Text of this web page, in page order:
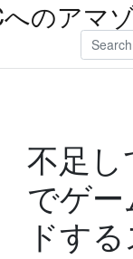
のアマ
不足
でゲ
ドす